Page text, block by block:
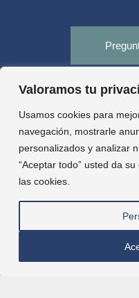
Valoramos tu
Usamos cookies para
navegación, mostrarle
personalizados y analizar
“Aceptar todo” usted da
las cookies.